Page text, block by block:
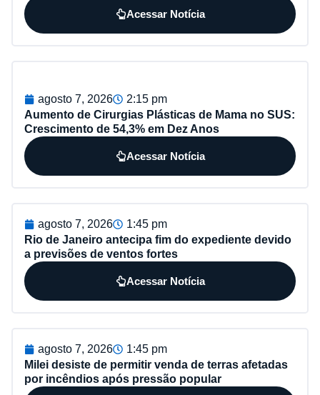
Acessar Notícia
agosto 7, 2026
2:15 pm
Aumento de Cirurgias Plásticas de Mama no SUS:
Crescimento de 54,3% em Dez Anos
Acessar Notícia
agosto 7, 2026
1:45 pm
Rio de Janeiro antecipa fim do expediente devido
a previsões de ventos fortes
Acessar Notícia
agosto 7, 2026
1:45 pm
Milei desiste de permitir venda de terras afetadas
por incêndios após pressão popular